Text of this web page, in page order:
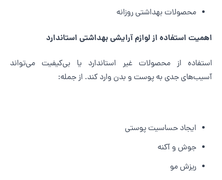
محصولات بهداشتی روزانه
استفاده از لوازم آرایشی بهداشتی استاندارد
از محصولات غیر استاندارد یا بی‌کیفیت می‌تواند
جدی به پوست و بدن وارد کند. از جمله:
ایجاد حساسیت پوستی
جوش و آکنه
ریزش مو